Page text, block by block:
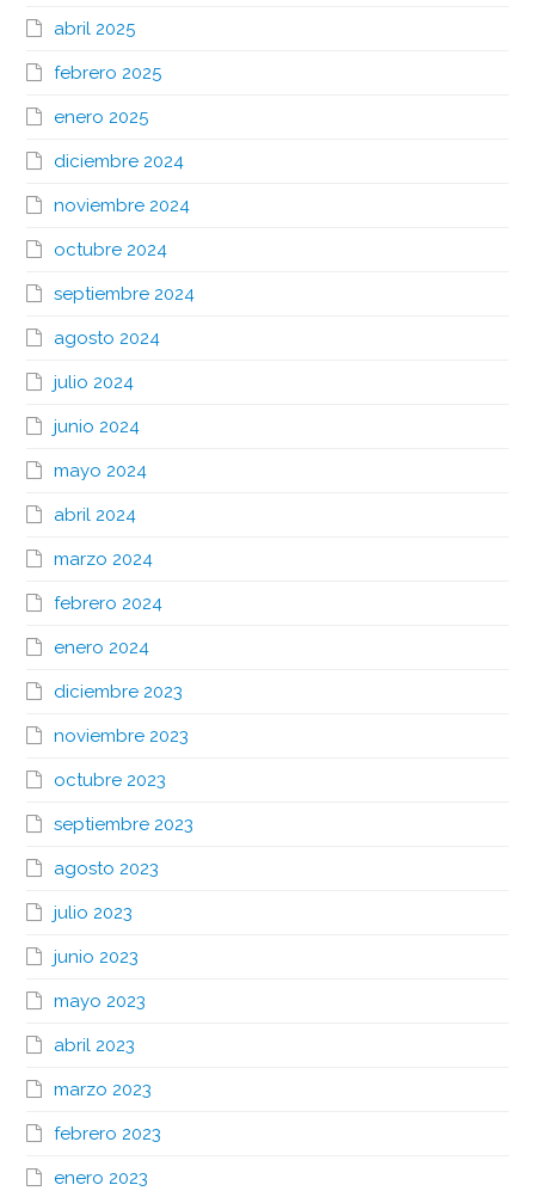
abril 2025
febrero 2025
enero 2025
diciembre 2024
noviembre 2024
octubre 2024
septiembre 2024
agosto 2024
julio 2024
junio 2024
mayo 2024
abril 2024
marzo 2024
febrero 2024
enero 2024
diciembre 2023
noviembre 2023
octubre 2023
septiembre 2023
agosto 2023
julio 2023
junio 2023
mayo 2023
abril 2023
marzo 2023
febrero 2023
enero 2023